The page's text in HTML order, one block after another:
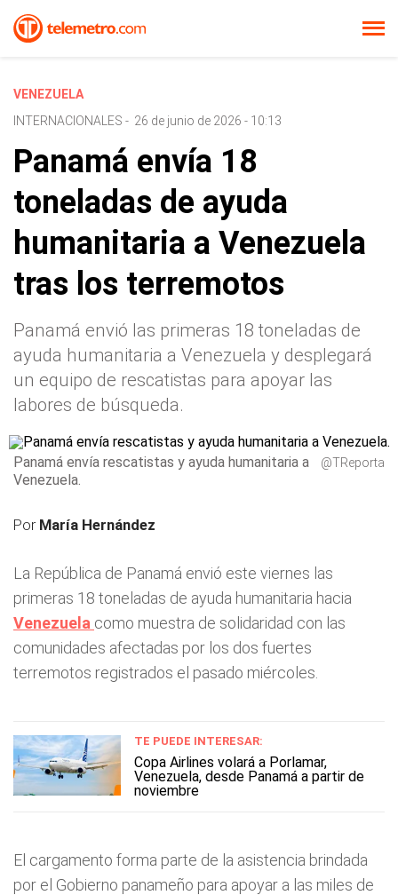
VENEZUELA
INTERNACIONALES - 26 de junio de 2026 - 10:13
Panamá envía 18
toneladas de ayuda
humanitaria a Venezuela
tras los terremotos
Panamá envió las primeras 18 toneladas de
ayuda humanitaria a Venezuela y desplegará
un equipo de rescatistas para apoyar las
labores de búsqueda.
Panamá envía rescatistas y ayuda humanitaria a
Venezuela.
@TReporta
Por María Hernández
La República de Panamá envió este viernes las
primeras 18 toneladas de ayuda humanitaria hacia
Venezuela como muestra de solidaridad con las
comunidades afectadas por los dos fuertes
terremotos registrados el pasado miércoles.
TE PUEDE INTERESAR:
Copa Airlines volará a Porlamar,
Venezuela, desde Panamá a partir de
noviembre
El cargamento forma parte de la asistencia brindada
por el Gobierno panameño para apoyar a las miles de